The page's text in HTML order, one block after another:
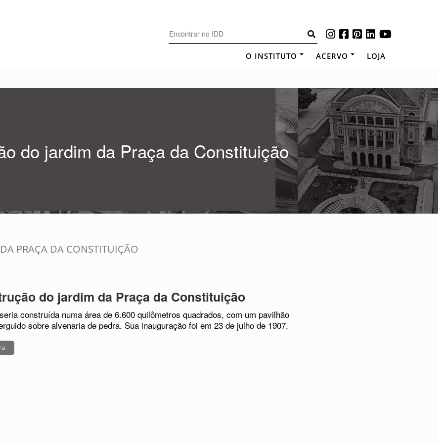
O INSTITUTO ACERVO LOJA
do jardim da Praça da Constituição
PRAÇA DA CONSTITUIÇÃO
do jardim da Praça da Constituição
construída numa área de 6.600 quilômetros quadrados, com um pavilhão
sobre alvenaria de pedra. Sua inauguração foi em 23 de julho de 1907.